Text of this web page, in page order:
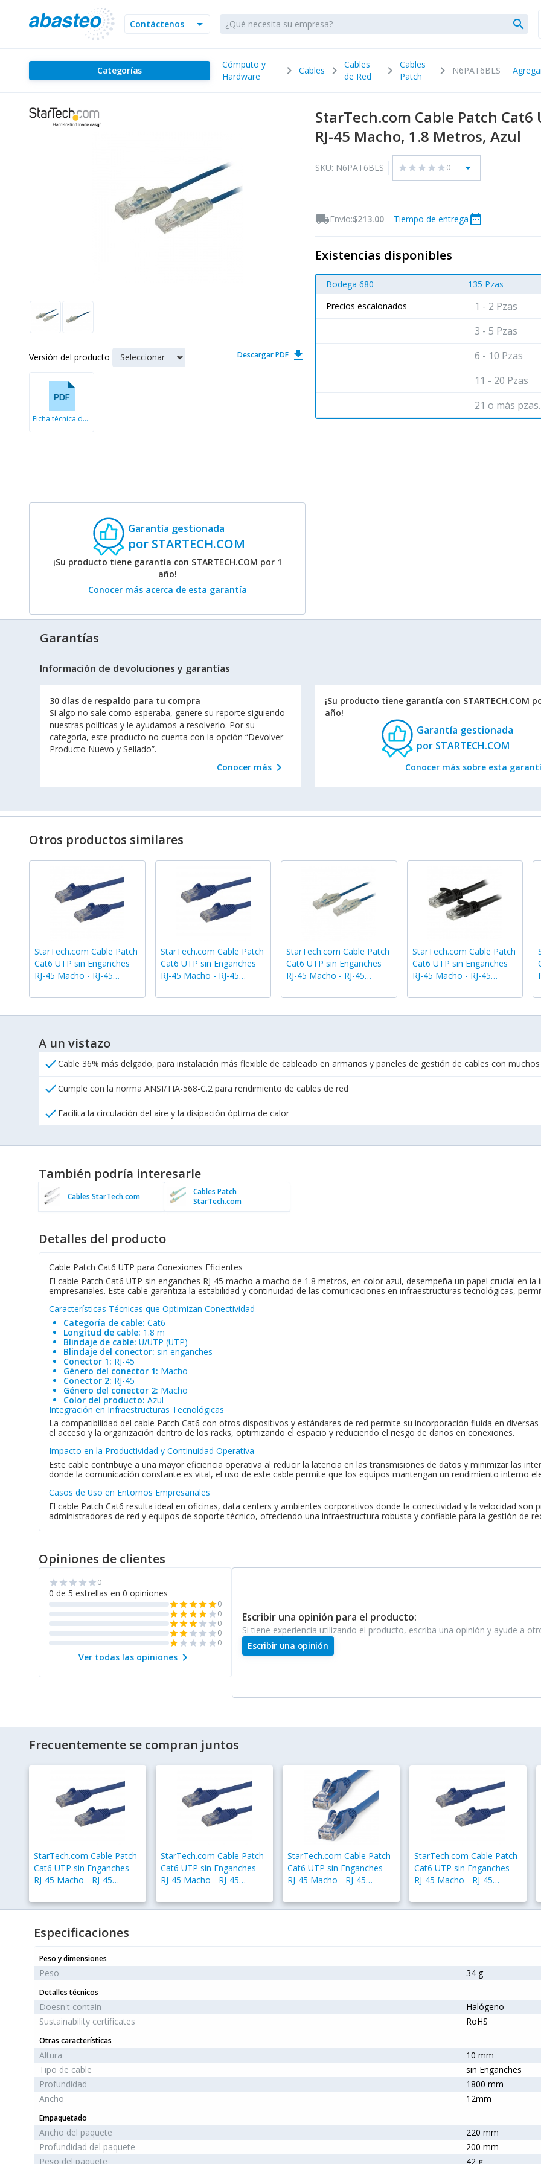
arrow_drop_down
Contáctenos search
Categorías
Cómputo y
Hardware
chevron_right Cables chevron_right
Cables
de Red
chevron_right
Cables
Patch
chevron_right N6PAT6BLS
Versión del producto Descargar PDF get_app
Ficha técnica de cable Ethernet
Garantía gestionada
por STARTECH.COM
¡Su producto tiene garantía con STARTECH.COM por 1
año!
Conocer más acerca de esta garantía
StarTech.com Cable Patch Cat6
RJ-45 Macho, 1.8 Metros, Azul
SKU: N6PAT6BLS star star star star star0 arrow_drop_down
local_shippingEnvío:$213.00 Tiempo de entrega date_range
Existencias disponibles
Bodega 680 135 Pzas
Precios escalonados 1 - 2 Pzas
3 - 5 Pzas
6 - 10 Pzas
11 - 20 Pzas
21 o más pzas.
Garantías
Información de devoluciones y garantías
30 días de respaldo para tu compra
Si algo no sale como esperaba, genere su reporte siguiendo
nuestras políticas y le ayudamos a resolverlo. Por su
categoría, este producto no cuenta con la opción “Devolver
Producto Nuevo y Sellado”.
Conocer máschevron_right
¡Su producto tiene garantía con STARTECH.COM
año!
Garantía gestionada
por STARTECH.COM
Conocer más sobre esta
Otros productos similares
StarTech.com Cable Patch
Cat6 UTP sin Enganches
RJ-45 Macho - RJ-45
StarTech.com Cable Patch
Cat6 UTP sin Enganches
RJ-45 Macho - RJ-45
StarTech.com Cable Patch
Cat6 UTP sin Enganches
RJ-45 Macho - RJ-45
StarTech.com Cable Patch
Cat6 UTP sin Enganches
RJ-45 Macho - RJ-45
A un vistazo
checkCable 36% más delgado, para instalación más flexible de cableado en armarios y paneles de gestión de cables con
checkCumple con la norma ANSI/TIA-568-C.2 para rendimiento de cables de red
check Facilita la circulación del aire y la disipación óptima de calor
También podría interesarle
Cables StarTech.com
Cables Patch
StarTech.com
Detalles del producto
Cable Patch Cat6 UTP para Conexiones Eficientes
El cable Patch Cat6 UTP sin enganches RJ-45 macho a macho de 1.8 metros, en color azul, desempeña un papel crucial en
empresariales. Este cable garantiza la estabilidad y continuidad de las comunicaciones en infraestructuras tecnológicas,
Características Técnicas que Optimizan Conectividad
Categoría de cable: Cat6
Longitud de cable: 1.8 m
Blindaje de cable: U/UTP (UTP)
Blindaje del conector: sin enganches
Conector 1: RJ-45
Género del conector 1: Macho
Conector 2: RJ-45
Género del conector 2: Macho
Color del producto: Azul
Integración en Infraestructuras Tecnológicas
La compatibilidad del cable Patch Cat6 con otros dispositivos y estándares de red permite su incorporación fluida en
el acceso y la organización dentro de los racks, optimizando el espacio y reduciendo el riesgo de daños en conexiones.
Impacto en la Productividad y Continuidad Operativa
Este cable contribuye a una mayor eficiencia operativa al reducir la latencia en las transmisiones de datos y minimizar las
donde la comunicación constante es vital, el uso de este cable permite que los equipos mantengan un rendimiento interno
Casos de Uso en Entornos Empresariales
El cable Patch Cat6 resulta ideal en oficinas, data centers y ambientes corporativos donde la conectividad y la velocidad son
administradores de red y equipos de soporte técnico, ofreciendo una infraestructura robusta y confiable para la gestión de
Opiniones de clientes
star star star star star0
0 de 5 estrellas en 0 opiniones
starstarstarstarstar0
starstarstarstarstar0
starstarstarstar star0
starstarstar star star0
starstar star star star0
Ver todas las opinioneschevron_right
Escribir una opinión para el producto:
Si tiene experiencia utilizando el producto, escriba una opinión y ayude a
Escribir una opinión
Frecuentemente se compran juntos
StarTech.com Cable Patch
Cat6 UTP sin Enganches
RJ-45 Macho - RJ-45
StarTech.com Cable Patch
Cat6 UTP sin Enganches
RJ-45 Macho - RJ-45
StarTech.com Cable Patch
Cat6 UTP sin Enganches
RJ-45 Macho - RJ-45
StarTech.com Cable Patch
Cat6 UTP sin Enganches
RJ-45 Macho - RJ-45
Especificaciones
Peso y dimensiones
Peso 34 g
Detalles técnicos
Doesn't contain
Halógeno
Sustainability certificates
RoHS
Otras características
Altura
10 mm
Tipo de cable
sin Enganches
Profundidad
1800 mm
Ancho
12mm
Empaquetado
Ancho del paquete
220 mm
Profundidad del paquete
200 mm
Peso del paquete
42 g